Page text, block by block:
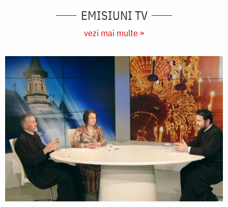
EMISIUNI TV
vezi mai multe »